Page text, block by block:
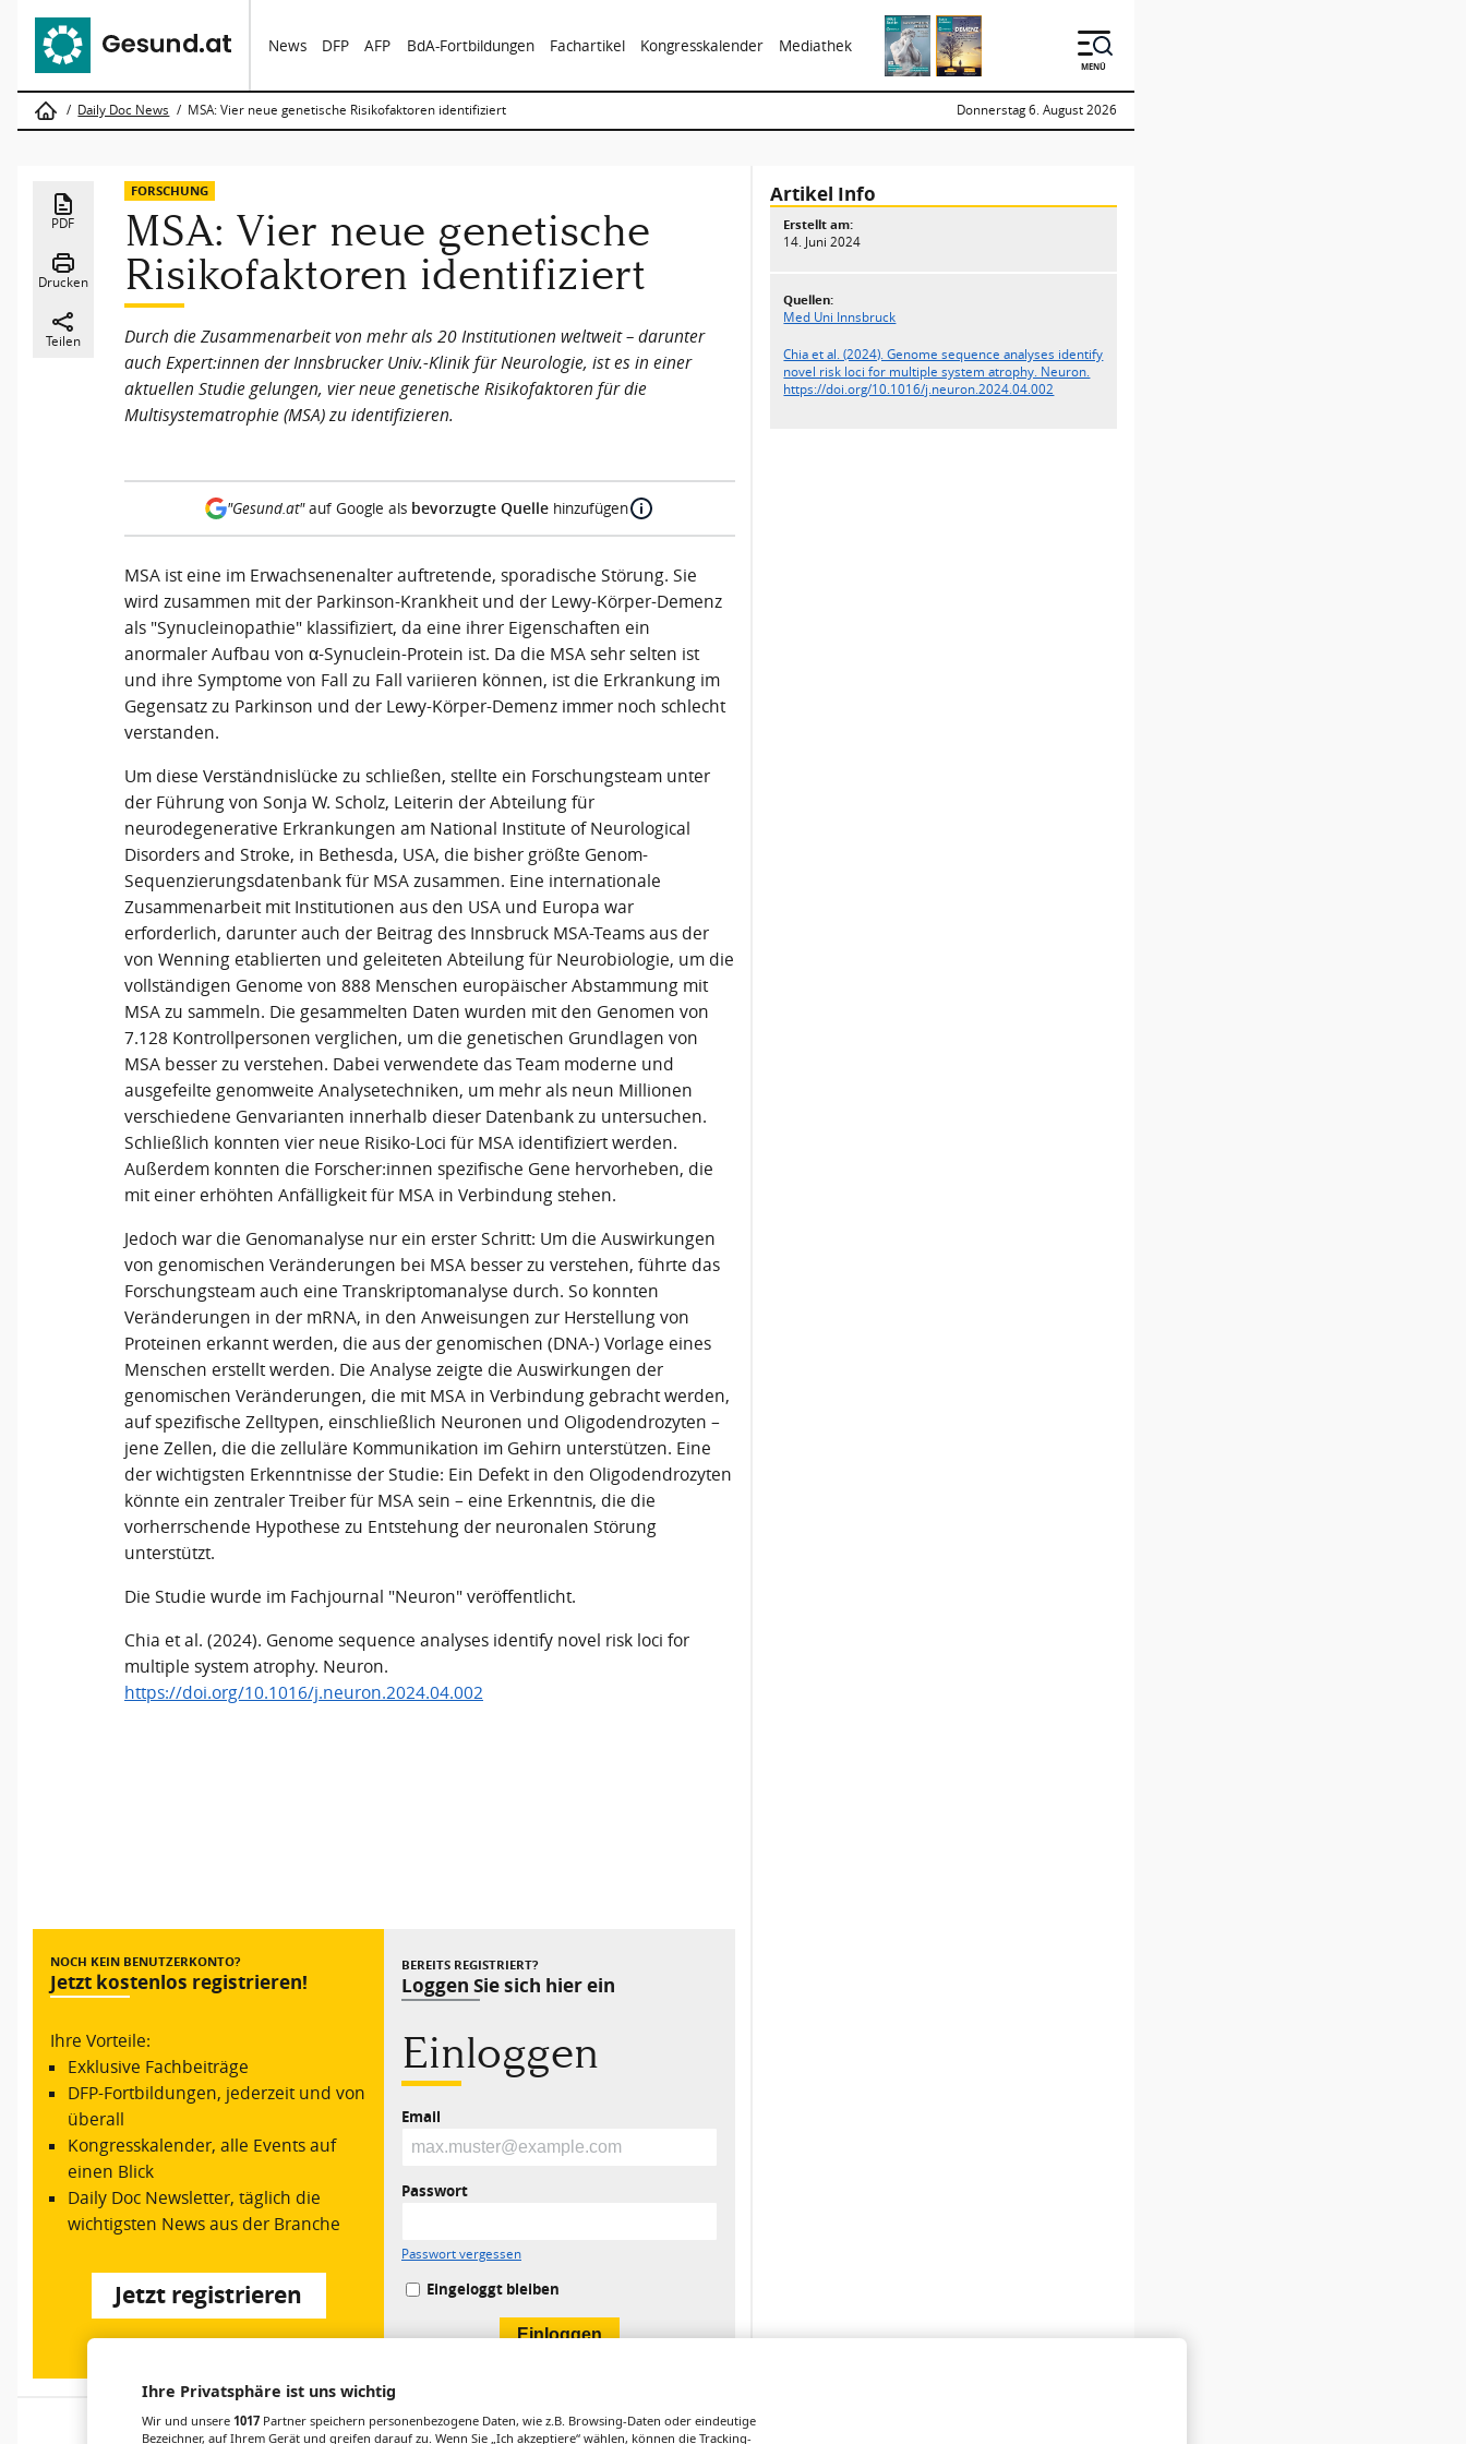
News DFP AFP BdA-Fortbildungen Fachartikel Kongresskalender Mediathek
MENÜ
Daily Doc News MSA: Vier neue genetische Risikofaktoren identifiziert Donnerstag 6. August 2026
PDF
Drucken
Teilen
FORSCHUNG
MSA: Vier neue genetische
Risikofaktoren identifiziert
Durch die Zusammenarbeit von mehr als 20 Institutionen weltweit – darunter
auch Expert:innen der Innsbrucker Univ.-Klinik für Neurologie, ist es in einer
aktuellen Studie gelungen, vier neue genetische Risikofaktoren für die
Multisystematrophie (MSA) zu identifizieren.
"Gesund.at"auf Google als bevorzugte Quellehinzufügen
MSA ist eine im Erwachsenenalter auftretende, sporadische Störung. Sie
wird zusammen mit der Parkinson-Krankheit und der Lewy-Körper-Demenz
als "Synucleinopathie" klassifiziert, da eine ihrer Eigenschaften ein
anormaler Aufbau von α-Synuclein-Protein ist. Da die MSA sehr selten ist
und ihre Symptome von Fall zu Fall variieren können, ist die Erkrankung im
Gegensatz zu Parkinson und der Lewy-Körper-Demenz immer noch schlecht
verstanden.
Um diese Verständnislücke zu schließen, stellte ein Forschungsteam unter
der Führung von Sonja W. Scholz, Leiterin der Abteilung für
neurodegenerative Erkrankungen am National Institute of Neurological
Disorders and Stroke, in Bethesda, USA, die bisher größte Genom-
Sequenzierungsdatenbank für MSA zusammen. Eine internationale
Zusammenarbeit mit Institutionen aus den USA und Europa war
erforderlich, darunter auch der Beitrag des Innsbruck MSA-Teams aus der
von Wenning etablierten und geleiteten Abteilung für Neurobiologie, um die
vollständigen Genome von 888 Menschen europäischer Abstammung mit
MSA zu sammeln. Die gesammelten Daten wurden mit den Genomen von
7.128 Kontrollpersonen verglichen, um die genetischen Grundlagen von
MSA besser zu verstehen. Dabei verwendete das Team moderne und
ausgefeilte genomweite Analysetechniken, um mehr als neun Millionen
verschiedene Genvarianten innerhalb dieser Datenbank zu untersuchen.
Schließlich konnten vier neue Risiko-Loci für MSA identifiziert werden.
Außerdem konnten die Forscher:innen spezifische Gene hervorheben, die
mit einer erhöhten Anfälligkeit für MSA in Verbindung stehen.
Jedoch war die Genomanalyse nur ein erster Schritt: Um die Auswirkungen
von genomischen Veränderungen bei MSA besser zu verstehen, führte das
Forschungsteam auch eine Transkriptomanalyse durch. So konnten
Veränderungen in der mRNA, in den Anweisungen zur Herstellung von
Proteinen erkannt werden, die aus der genomischen (DNA-) Vorlage eines
Menschen erstellt werden. Die Analyse zeigte die Auswirkungen der
genomischen Veränderungen, die mit MSA in Verbindung gebracht werden,
auf spezifische Zelltypen, einschließlich Neuronen und Oligodendrozyten –
jene Zellen, die die zelluläre Kommunikation im Gehirn unterstützen. Eine
der wichtigsten Erkenntnisse der Studie: Ein Defekt in den Oligodendrozyten
könnte ein zentraler Treiber für MSA sein – eine Erkenntnis, die die
vorherrschende Hypothese zu Entstehung der neuronalen Störung
unterstützt.
Die Studie wurde im Fachjournal "Neuron" veröffentlicht.
Chia et al. (2024). Genome sequence analyses identify novel risk loci for
multiple system atrophy. Neuron.
https://doi.org/10.1016/j.neuron.2024.04.002
NOCH KEIN BENUTZERKONTO?
Jetzt kostenlos registrieren!
Ihre Vorteile:
Exklusive Fachbeiträge
DFP-Fortbildungen, jederzeit und von
überall
Kongresskalender, alle Events auf
einen Blick
Daily Doc Newsletter, täglich die
wichtigsten News aus der Branche
Jetzt registrieren
BEREITS REGISTRIERT?
Loggen Sie sich hier ein
Einloggen
Email
Passwort
Passwort vergessen
Eingeloggt bleiben
Artikel Info
Erstellt am:
14. Juni 2024
Quellen:
Med Uni Innsbruck
Chia et al. (2024). Genome sequence analyses identify
novel risk loci for multiple system atrophy. Neuron.
https://doi.org/10.1016/j.neuron.2024.04.002
Ihre Privatsphäre ist uns wichtig
Wir und unsere 1017 Partner speichern personenbezogene Daten, wie z.B. Browsing-Daten oder eindeutige
Bezeichner, auf Ihrem Gerät und greifen darauf zu. Wenn Sie „Ich akzeptiere“ wählen, können die Tracking-